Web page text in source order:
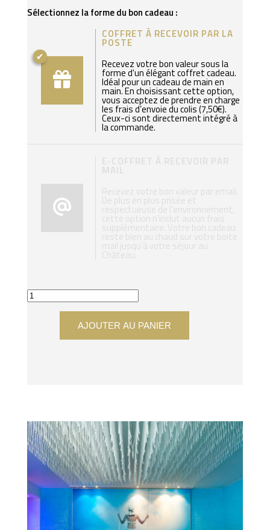
Sélectionnez la forme du bon cadeau :
COFFRET À RECEVOIR PAR LA
POSTE
Recevez votre bon valeur sous la
forme d'un élégant coffret cadeau.
Idéal pour un cadeau de main en
main. En choisissant cette option,
vous acceptez de prendre en charge
les frais d’envoie du colis (7,50€).
Ceux-ci sont directement intégré à
la commande.
AJOUTER AU PANIER